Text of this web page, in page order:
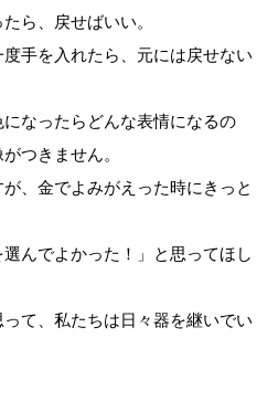
ら、戻せばいい。
手を入れたら、元には戻せない
なったらどんな表情になるの
つきません。
、金でよみがえった時にきっと
んでよかった！」と思ってほし
て、私たちは日々器を継いでい